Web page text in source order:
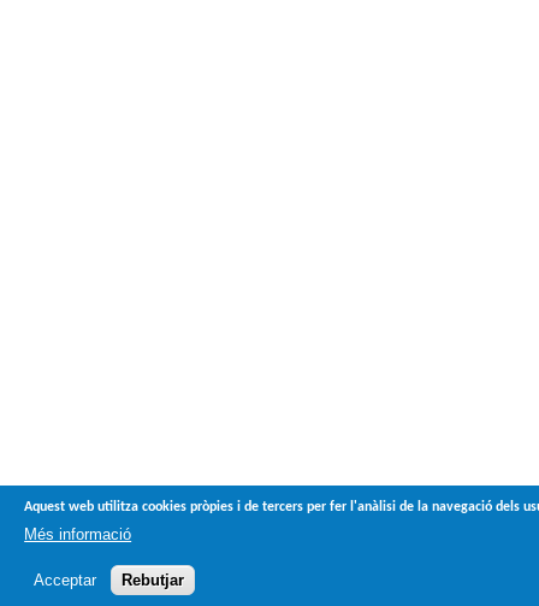
Aquest web utilitza cookies pròpies i de tercers per fer l'anàlisi de la navegació dels
Més informació
Acceptar Rebutjar